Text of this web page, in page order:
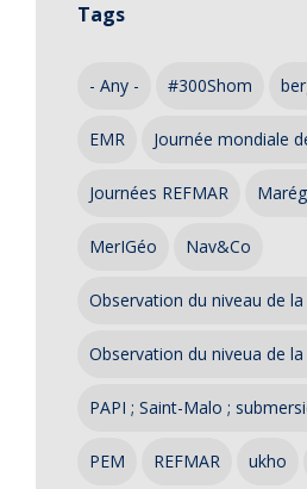
Tags
- Any - #300Shom
EMR Journée mondiale
Journées REFMAR
MerIGéo Nav&Co
Observation du niveau de
Observation du niveua de
PAPI ; Saint-Malo ;
PEM REFMAR ukho